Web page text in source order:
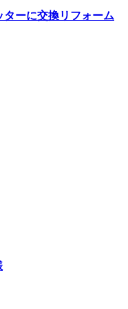
ーに交換リフォーム